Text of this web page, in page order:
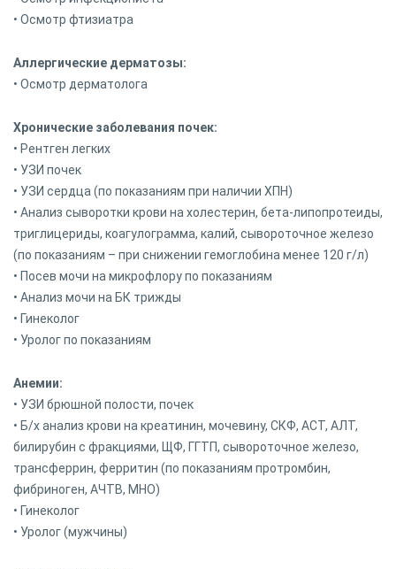
• Осмотр фтизиатра
Аллергические дерматозы:
• Осмотр дерматолога
Хронические заболевания почек:
• Рентген легких
• УЗИ почек
• УЗИ сердца (по показаниям при наличии ХПН)
• Анализ сыворотки крови на холестерин, бета-липопротеиды,
триглицериды, коагулограмма, калий, сывороточное железо
(по показаниям – при снижении гемоглобина менее 120 г/л)
• Посев мочи на микрофлору по показаниям
• Анализ мочи на БК трижды
• Гинеколог
• Уролог по показаниям
Анемии:
• УЗИ брюшной полости, почек
• Б/х анализ крови на креатинин, мочевину, СКФ, АСТ, АЛТ,
билирубин с фракциями, ЩФ, ГГТП, сывороточное железо,
трансферрин, ферритин (по показаниям протромбин,
фибриноген, АЧТВ, МНО)
• Гинеколог
• Уролог (мужчины)